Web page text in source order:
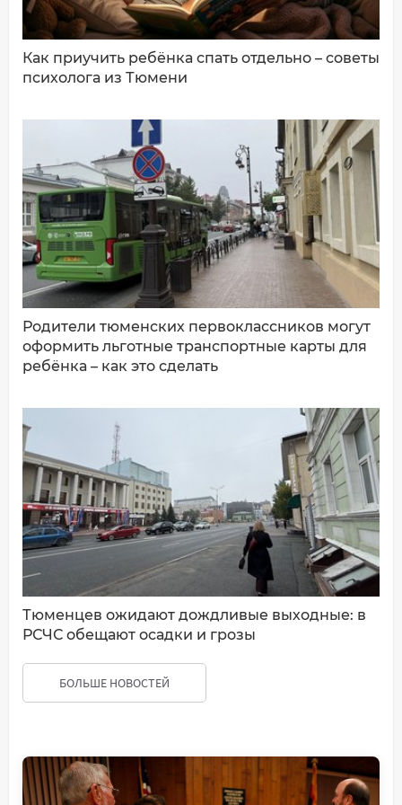
ДОБАВИТЬ КОММЕНТАРИЙ
Как приучить ребёнка спать отдельно – советы
психолога из Тюмени
Родители тюменских первоклассников могут
оформить льготные транспортные карты для
ребёнка – как это сделать
Тюменцев ожидают дождливые выходные: в
РСЧС обещают осадки и грозы
БОЛЬШЕ НОВОСТЕЙ